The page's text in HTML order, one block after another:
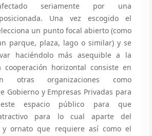
seriamente por una
Una vez escogido el
un punto focal abierto (como
parque, plaza, lago o similar) y se
haciéndolo más asequible a la
cooperación horizontal consiste en
otras organizaciones como
Gobierno y Empresas Privadas para
espacio público para que
para lo cual aparte del
y ornato que requiere así como el